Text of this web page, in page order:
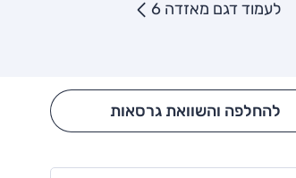
לעמוד דגם מאזדה 6
Hide config section
להחלפה והשוואת גרסאות